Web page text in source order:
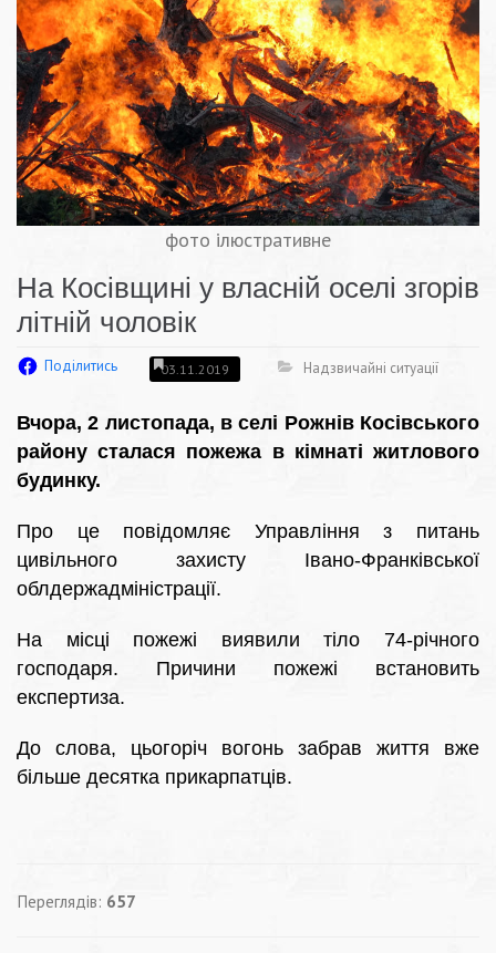
фото ілюстративне
На Косівщині у власній оселі згорів
літній чоловік
Поділитись 03.11.2019 Надзвичайні ситуації
Вчора, 2 листопада, в селі Рожнів Косівського
району сталася пожежа в кімнаті житлового
будинку.
Про це повідомляє Управління з питань
цивільного захисту Івано-Франківської
облдержадміністрації.
На місці пожежі виявили тіло 74-річного
господаря. Причини пожежі встановить
експертиза.
До слова, цьогоріч вогонь забрав життя вже
більше десятка прикарпатців.
Переглядів: 657